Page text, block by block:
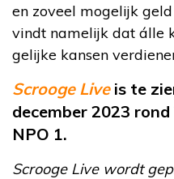
en zoveel mogelijk
vindt namelijk dat álle
gelijke kansen
Scrooge Liveis te
december 2023
NPO 1.
Scrooge Live wordt